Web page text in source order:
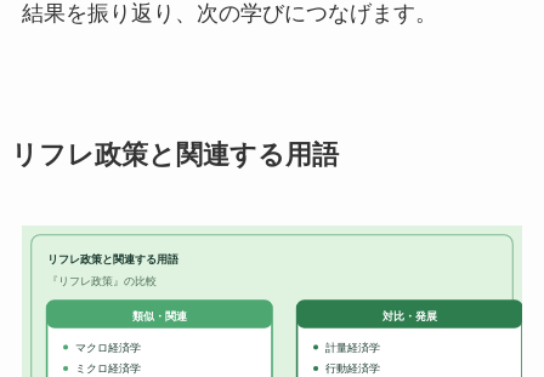
結果を振り返り、次の学びにつなげます。
リフレ政策と関連する用語
リフレ政策と関連する用語
『リフレ政策』の比較
類似・関連
マクロ経済学
ミクロ経済学
対比・発展
計量経済学
行動経済学